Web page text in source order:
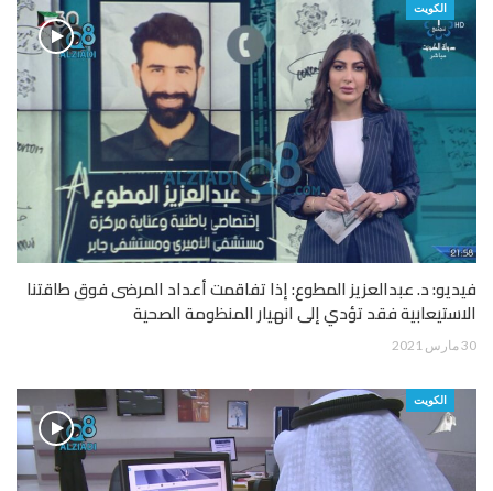
الكويت
فيديو: د. عبدالعزيز المطوع: إذا تفاقمت أعداد المرضى فوق طاقتنا
الاستيعابية فقد تؤدي إلى انهيار المنظومة الصحية
30 مارس 2021
الكويت